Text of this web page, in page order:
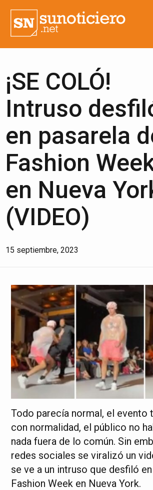
¡SE COLÓ!
Intruso
en pasarela
Fashion
en Nueva
(VIDEO)
15 septiembre, 2023
Todo parecía normal, el evento
con normalidad, el público no
nada fuera de lo común. Sin
redes sociales se viralizó un
se ve a un intruso que desfiló
Fashion Week en Nueva York.